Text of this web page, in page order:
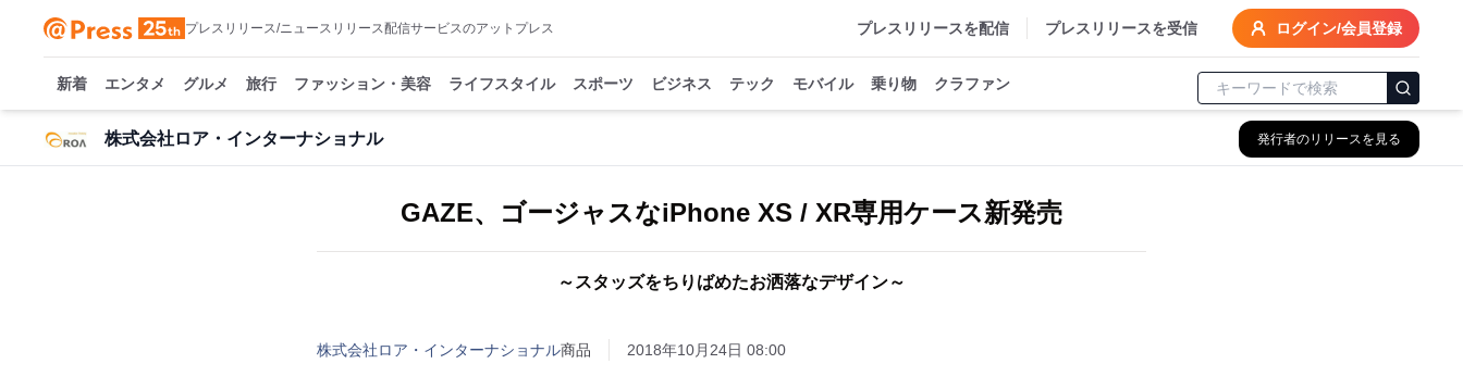
プレスリリース/ニュースリリース配信サービスのアットプレス プレスリリースを配信 プレスリリースを受信 ログイン/会員登録
新着 エンタメ グルメ 旅行 ファッション・美容 ライフスタイル スポーツ ビジネス テック モバイル 乗り物 クラファン
株式会社ロア・インターナショナル 発行者のリリースを見る
GAZE、ゴージャスなiPhone XS / XR専用ケース新発売
～スタッズをちりばめたお洒落なデザイン～
株式会社ロア・インターナショナル商品 2018年10月24日 08:00